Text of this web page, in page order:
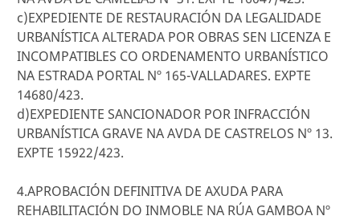
c)EXPEDIENTE DE RESTAURACIÓN DA LEGALIDADE
URBANÍSTICA ALTERADA POR OBRAS SEN LICENZA E
INCOMPATIBLES CO ORDENAMENTO URBANÍSTICO
NA ESTRADA PORTAL Nº 165-VALLADARES. EXPTE
14680/423.
d)EXPEDIENTE SANCIONADOR POR INFRACCIÓN
URBANÍSTICA GRAVE NA AVDA DE CASTRELOS Nº 13.
EXPTE 15922/423.
4.APROBACIÓN DEFINITIVA DE AXUDA PARA
REHABILITACIÓN DO INMOBLE NA RÚA GAMBOA Nº